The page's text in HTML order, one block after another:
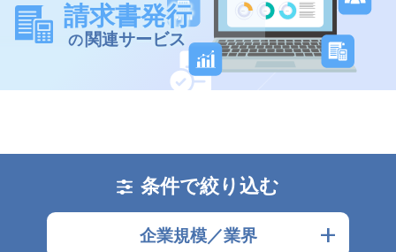
請求書発行
の 関連サービス
条件で絞り込む
企業規模／業界 add